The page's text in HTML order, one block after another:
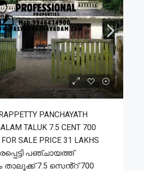
PANCHAYATH
TALUK 7.5 CENT 700
SALE PRICE 31 LAKHS
പഞ്ചായത്ത്
7.5 സെൻ്റ് 700